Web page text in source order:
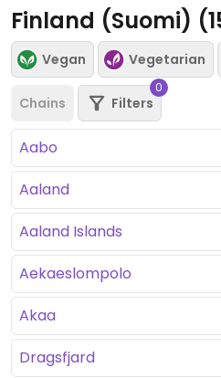
Finland (Suomi) (
Vegan Vegetarian
Chains Filters
0
Aabo
Aaland
Aaland Islands
Aekaeslompolo
Akaa
Dragsfjard